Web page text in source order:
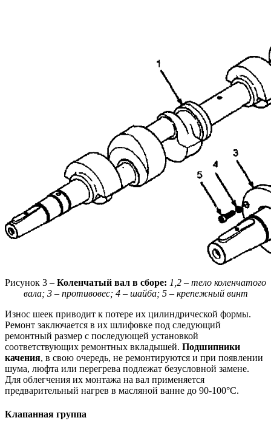
Рисунок 3 – Коленчатый вал в сборе: 1,2 – тело коленчатого
вала; 3 – противовес; 4 – шайба; 5 – крепежный винт
Износ шеек приводит к потере их цилиндрической формы.
Ремонт заключается в их шлифовке под следующий
ремонтный размер с последующей установкой
соответствующих ремонтных вкладышей. Подшипники
качения, в свою очередь, не ремонтируются и при появлении
шума, люфта или перегрева подлежат безусловной замене.
Для облегчения их монтажа на вал применяется
предварительный нагрев в масляной ванне до 90-100°C.
Клапанная группа